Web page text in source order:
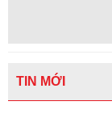
TIN MỚI